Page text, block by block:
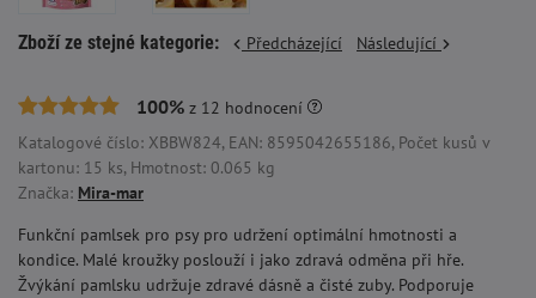
Zboží ze stejné kategorie: Předcházející Následující
100% z 12 hodnocení
Katalogové číslo: XBBW824, EAN: 8595042655186, Počet kusů v
kartonu: 15 ks, Hmotnost: 0.065 kg
Značka: Mira-mar
Funkční pamlsek pro psy pro udržení optimální hmotnosti a
kondice. Malé kroužky poslouží i jako zdravá odměna při hře.
Žvýkání pamlsku udržuje zdravé dásně a čisté zuby. Podporuje